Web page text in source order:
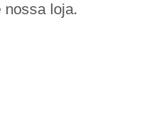
nossa loja.